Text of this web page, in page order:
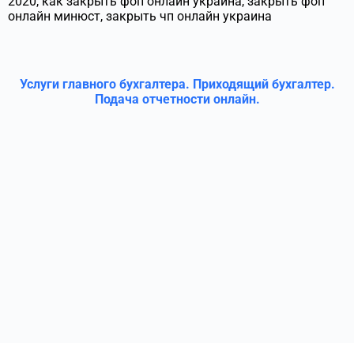
онлайн минюст, закрыть чп онлайн украина
Услуги главного бухгалтера. Приходящий бухгалтер.
Подача отчетности онлайн.